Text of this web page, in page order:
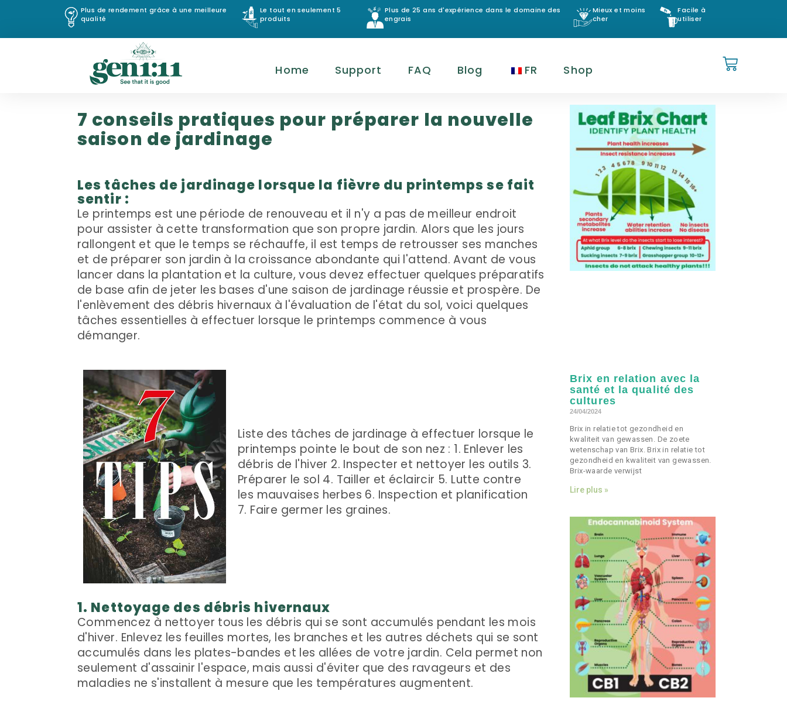
Plus de rendement grâce à une meilleure
qualité
Le tout en seulement 5
produits
Plus de 25 ans d'expérience dans le domaine des
engrais
Mieux et moins
cher
Facile à
utiliser
Home Support FAQ Blog FR Shop
7 conseils pratiques pour préparer la nouvelle
saison de jardinage
Les tâches de jardinage lorsque la fièvre du printemps se fait
sentir :
Le printemps est une période de renouveau et il n'y a pas de meilleur endroit
pour assister à cette transformation que son propre jardin. Alors que les jours
rallongent et que le temps se réchauffe, il est temps de retrousser ses manches
et de préparer son jardin à la croissance abondante qui l'attend. Avant de vous
lancer dans la plantation et la culture, vous devez effectuer quelques préparatifs
de base afin de jeter les bases d'une saison de jardinage réussie et prospère. De
l'enlèvement des débris hivernaux à l'évaluation de l'état du sol, voici quelques
tâches essentielles à effectuer lorsque le printemps commence à vous
démanger.
Liste des tâches de jardinage à effectuer lorsque le
printemps pointe le bout de son nez : 1. Enlever les
débris de l'hiver 2. Inspecter et nettoyer les outils 3.
Préparer le sol 4. Tailler et éclaircir 5. Lutte contre
les mauvaises herbes 6. Inspection et planification
7. Faire germer les graines.
1. Nettoyage des débris hivernaux
Commencez à nettoyer tous les débris qui se sont accumulés pendant les mois
d'hiver. Enlevez les feuilles mortes, les branches et les autres déchets qui se sont
accumulés dans les plates-bandes et les allées de votre jardin. Cela permet non
seulement d'assainir l'espace, mais aussi d'éviter que des ravageurs et des
maladies ne s'installent à mesure que les températures augmentent.
Brix en relation avec la
santé et la qualité des
cultures
24/04/2024
Brix in relatie tot gezondheid en
kwaliteit van gewassen. De zoete
wetenschap van Brix. Brix in relatie tot
gezondheid en kwaliteit van gewassen.
Brix-waarde verwijst
Lire plus »